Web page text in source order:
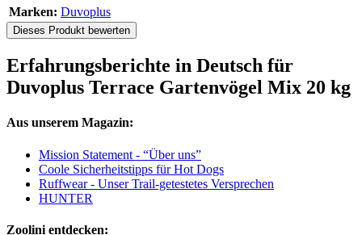
Marken: Duvoplus
Dieses Produkt bewerten
Erfahrungsberichte in Deutsch für
Duvoplus Terrace Gartenvögel Mix 20 kg
Aus unserem Magazin:
Mission Statement - “Über uns”
Coole Sicherheitstipps für Hot Dogs
Ruffwear - Unser Trail-getestetes Versprechen
HUNTER
Zoolini entdecken: